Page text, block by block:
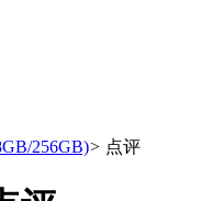
256GB)> 点评